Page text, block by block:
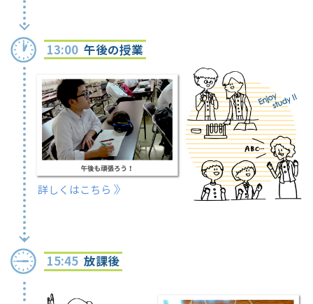
13:00 午後の授業
詳しくはこちら
15:45 放課後